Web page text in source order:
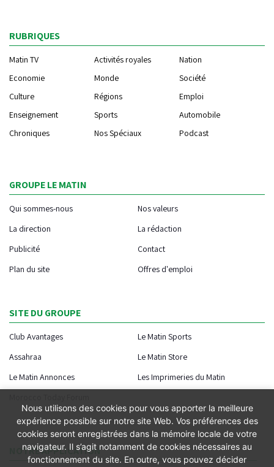
RUBRIQUES
Matin TV Activités royales
Nation
Economie
Monde
Société
Culture
Régions
Emploi
Enseignement
Sports
Automobile
Chroniques
Nos Spéciaux Podcast
GROUPE LE MATIN
Qui sommes-nous
Nos valeurs
La direction
La rédaction
Publicité
Contact
Plan du site
Offres d'emploi
SITE DU GROUPE
Club Avantages
Le Matin Sports
Assahraa
Le Matin Store
Le Matin Annonces
Les Imprimeries du Matin
NOTRE APPLICATION
Nous utilisons des cookies pour vous apporter la meilleure
expérience possible sur notre site Web. Vos préférences des
cookies seront enregistrées dans la mémoire locale de votre
navigateur. Il s’agit notamment de cookies nécessaires au
fonctionnement du site. En outre, vous pouvez décider